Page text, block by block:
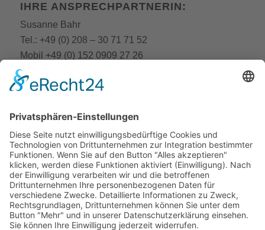
IHRE ANSPRECHPARTNERIN:
Susanne Bahr
Tel.: +49 (0) 208 – 30 71 71 52
Mobil +49 (0) 152 0909 27 26
E-Mail:
E-Mail:bahr @still-academy.de